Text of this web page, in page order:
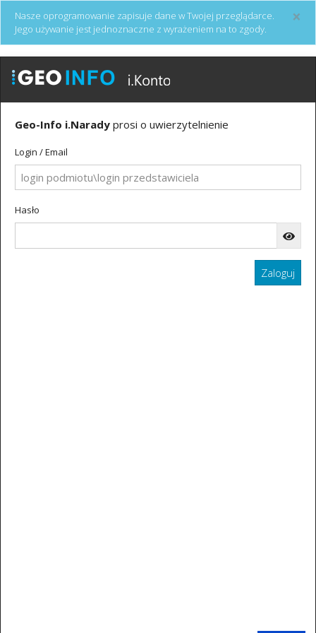
×
Nasze oprogramowanie zapisuje dane w Twojej przeglądarce.
Jego używanie jest jednoznaczne z wyrażeniem na to zgody.
Geo-Info i.Narady prosi o uwierzytelnienie
Login / Email
Hasło
Zaloguj